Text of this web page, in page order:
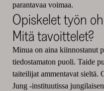
parantavaa voimaa.
Opiskelet työn
Mitä tavoittelet?
Minua on aina kiinnostanut
tiedostamaton puoli. Taide
taiteilijat ammentavat sieltä.
Jung -instituutissa